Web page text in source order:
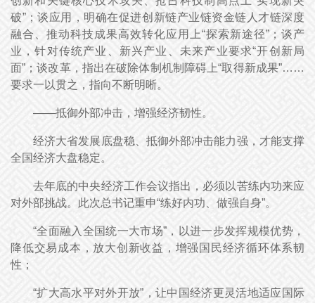
破”；谈应用，明确在促进创新链产业链资金链人才链深度
融合、推动科技成果高效转化应用上“探索新途径”；谈产
业，针对传统产业、新兴产业、未来产业要求“开创新局
面”；谈改革，指出在破除体制机制障碍上“取得新成果”……
要求一以贯之，指向不断明晰。
——抵御外部冲击，增强经济韧性。
经济大省发展底盘稳、抵御外部冲击能力强，才能支撑
全国经济大盘稳定。
去年底的中央经济工作会议指出，必须以苦练内功来应
对外部挑战。此次总书记重申“练好内功、做强自身”。
“全面融入全国统一大市场”，以进一步发挥规模优势，
降低交易成本，放大创新收益，增强国民经济循环体系韧
性；
“扩大高水平对外开放”，让中国经济更灵活地适应国际